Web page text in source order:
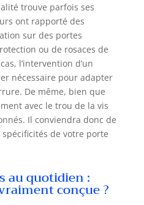
vous-même sans
du
extérieur
30mm-
pour toutes les
comprise
distance
du trou de serrure
de la porte est
à 40mm
de l'welock
trouve parfois ses
ont rapporté des
sur des portes
ou de rosaces de
l’intervention d’un
nécessaire pour adapter
De même, bien que
avec le trou de la vis
Il conviendra donc de
de votre porte
au quotidien :
conçue ?